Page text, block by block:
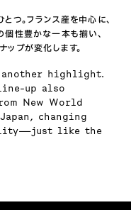
つ。フランス産を中心に、
個性豊かな一本も揃い、
プが変化します。
highlight.
up also
New World
changing
like the